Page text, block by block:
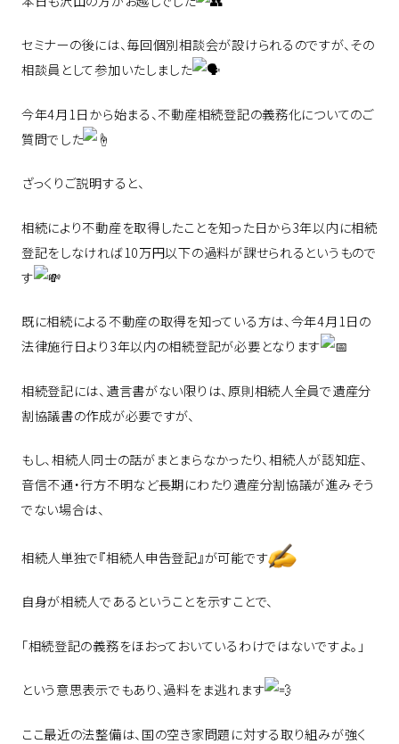
セミナーの後には、毎回個別相談会が設けられるのですが、その
相談員として参加いたしました
今年4月1日から始まる、不動産相続登記の義務化についてのご
質問でした
ざっくりご説明すると、
相続により不動産を取得したことを知った日から3年以内に相続
登記をしなければ10万円以下の過料が課せられるというもので
す
既に相続による不動産の取得を知っている方は、今年4月1日の
法律施行日より3年以内の相続登記が必要となります
相続登記には、遺言書がない限りは、原則相続人全員で遺産分
割協議書の作成が必要ですが、
もし、相続人同士の話がまとまらなかったり、相続人が認知症、
音信不通・行方不明など長期にわたり遺産分割協議が進みそう
でない場合は、
相続人単独で『相続人申告登記』が可能です
自身が相続人であるということを示すことで、
「相続登記の義務をほおっておいているわけではないですよ。」
という意思表示でもあり、過料をま逃れます
ここ最近の法整備は、国の空き家問題に対する取り組みが強く